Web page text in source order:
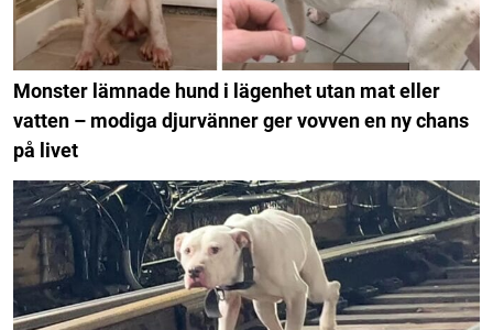
Monster lämnade hund i lägenhet utan mat eller
vatten – modiga djurvänner ger vovven en ny chans
på livet